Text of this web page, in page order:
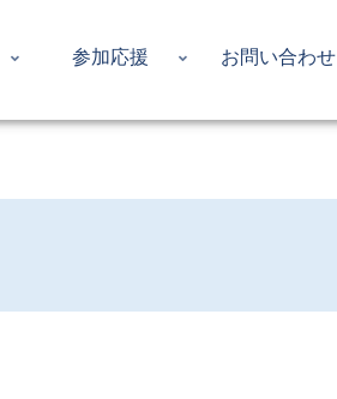
参加応援 お問い合わせ